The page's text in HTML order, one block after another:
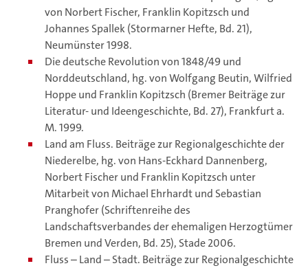
von Norbert Fischer, Franklin Kopitzsch und
Johannes Spallek (Stormarner Hefte, Bd. 21),
Neumünster 1998.
Die deutsche Revolution von 1848/49 und
Norddeutschland, hg. von Wolfgang Beutin, Wilfried
Hoppe und Franklin Kopitzsch (Bremer Beiträge zur
Literatur- und Ideengeschichte, Bd. 27), Frankfurt a.
M. 1999.
Land am Fluss. Beiträge zur Regionalgeschichte der
Niederelbe, hg. von Hans-Eckhard Dannenberg,
Norbert Fischer und Franklin Kopitzsch unter
Mitarbeit von Michael Ehrhardt und Sebastian
Pranghofer (Schriftenreihe des
Landschaftsverbandes der ehemaligen Herzogtümer
Bremen und Verden, Bd. 25), Stade 2006.
Fluss – Land – Stadt. Beiträge zur Regionalgeschichte